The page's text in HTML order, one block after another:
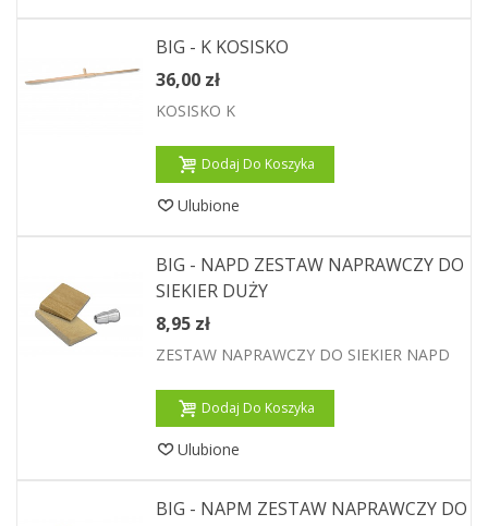
BIG - K KOSISKO
36,00 zł
KOSISKO K
Dodaj Do Koszyka
Ulubione
BIG - NAPD ZESTAW NAPRAWCZY DO
SIEKIER DUŻY
8,95 zł
ZESTAW NAPRAWCZY DO SIEKIER NAPD
Dodaj Do Koszyka
Ulubione
BIG - NAPM ZESTAW NAPRAWCZY DO